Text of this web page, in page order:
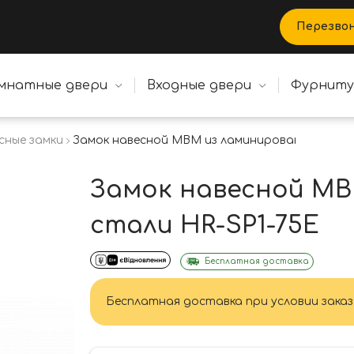
двери Входные двери
замки Замок навесной МВМ из ламинированой стали
Замок навесной
стали HR-SP1-75E
Бесплатная доставка
Бесплатная доставка при условии